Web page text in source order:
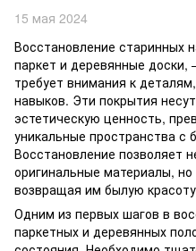
15 мая 2024
Восстановление старинных
паркет и деревянные доски,
требует внимания к
навыков. Эти покрытия
эстетическую ценность,
уникальные пространства
Восстановление позволяет
оригинальные материалы,
возвращая им былую
Одним из первых шагов в
паркетных и деревянных